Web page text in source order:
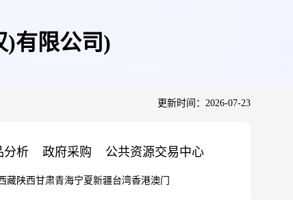
)有限公司)
更新时间：2026-07-23
分析 政府采购 公共资源交易中心
藏陕西甘肃青海宁夏新疆台湾香港澳门